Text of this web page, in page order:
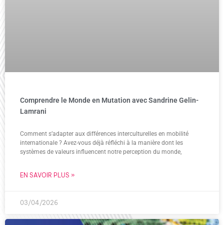
Comprendre le Monde en Mutation avec Sandrine Gelin-
Lamrani
Comment s’adapter aux différences interculturelles en mobilité
internationale ? Avez-vous déjà réfléchi à la manière dont les
systèmes de valeurs influencent notre perception du monde,
EN SAVOIR PLUS »
03/04/2026